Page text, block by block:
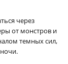
через
от монстров и
темных сил,